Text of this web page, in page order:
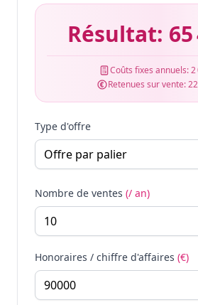
Résultat:
Coûts fixes annuels:2
Retenues sur vente:
Type d'offre
Nombre de ventes (/ an)
Honoraires / chiffre d'affaires (€)